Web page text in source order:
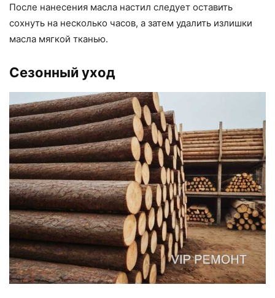
После нанесения масла настил следует оставить
сохнуть на несколько часов, а затем удалить излишки
масла мягкой тканью.
Сезонный уход